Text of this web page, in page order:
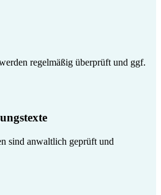
regelmäßig überprüft und ggf.
sind anwaltlich geprüft und